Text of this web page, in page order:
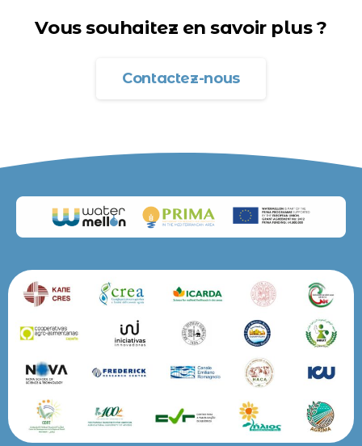
Vous souhaitez en savoir plus ?
Contactez-nous